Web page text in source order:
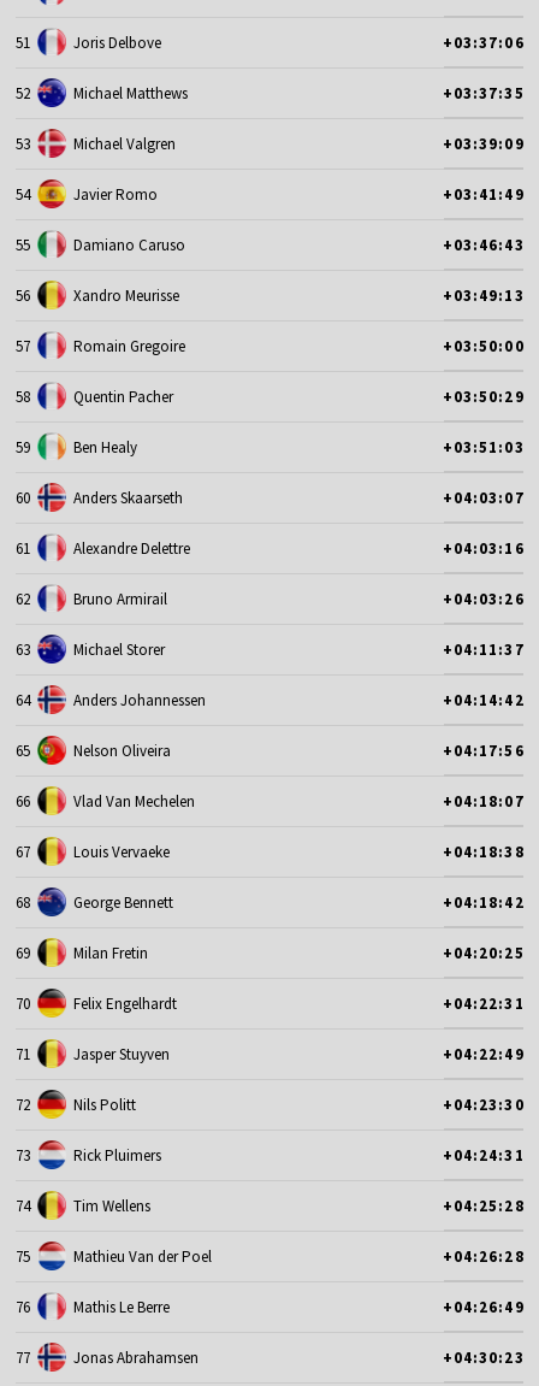
51 Joris Delbove +03:37:06
52 Michael Matthews +03:37:35
53 Michael Valgren +03:39:09
54 Javier Romo +03:41:49
55 Damiano Caruso +03:46:43
56 Xandro Meurisse +03:49:13
57 Romain Gregoire +03:50:00
58 Quentin Pacher +03:50:29
59 Ben Healy +03:51:03
60 Anders Skaarseth +04:03:07
61 Alexandre Delettre +04:03:16
62 Bruno Armirail +04:03:26
63 Michael Storer +04:11:37
64 Anders Johannessen +04:14:42
65 Nelson Oliveira +04:17:56
66 Vlad Van Mechelen +04:18:07
67 Louis Vervaeke +04:18:38
68 George Bennett +04:18:42
69 Milan Fretin +04:20:25
70 Felix Engelhardt +04:22:31
71 Jasper Stuyven +04:22:49
72 Nils Politt +04:23:30
73 Rick Pluimers +04:24:31
74 Tim Wellens +04:25:28
75 Mathieu Van der Poel +04:26:28
76 Mathis Le Berre +04:26:49
77 Jonas Abrahamsen +04:30:23